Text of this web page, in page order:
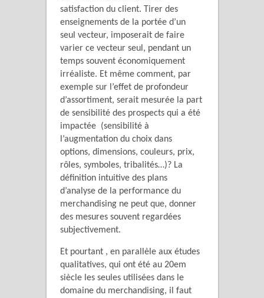
satisfaction du client. Tirer des
enseignements de la portée d’un
seul vecteur, imposerait de faire
varier ce vecteur seul, pendant un
temps souvent économiquement
irréaliste. Et même comment, par
exemple sur l’effet de profondeur
d’assortiment, serait mesurée la part
de sensibilité des prospects qui a été
impactée (sensibilité à
l’augmentation du choix dans
options, dimensions, couleurs, prix,
rôles, symboles, tribalités…)? La
définition intuitive des plans
d’analyse de la performance du
merchandising ne peut que, donner
des mesures souvent regardées
subjectivement.
Et pourtant , en parallèle aux études
qualitatives, qui ont été au 20em
siècle les seules utilisées dans le
domaine du merchandising, il faut